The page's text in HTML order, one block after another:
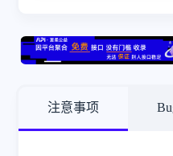
注意事项